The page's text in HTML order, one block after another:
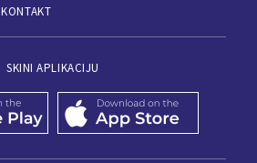
KONTAKT
SKINI APLIKACIJU